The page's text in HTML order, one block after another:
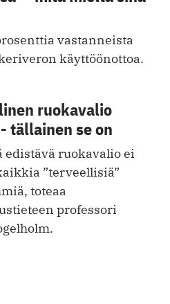
va stanneista
käyttöönottoa.
ruokavalio
tällainen se on
edistävä ruokavalio ei
”terveellisiä”
toteaa
professori